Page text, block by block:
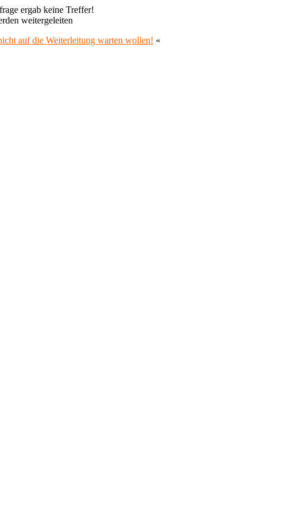
ergab keine Treffer!
weitergeleiten
auf die Weiterleitung warten wollen! «